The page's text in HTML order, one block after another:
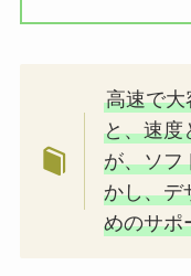
高速で大
と、速度
が、ソフ
かし、デ
めのサポ